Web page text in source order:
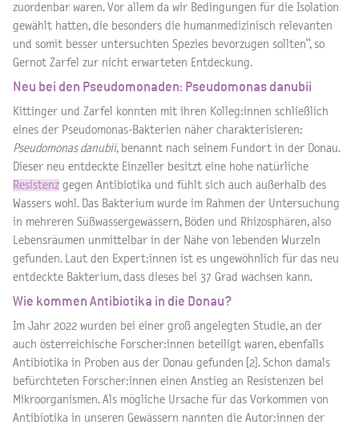
zuordenbar waren. Vor allem da wir Bedingungen für die Isolation
gewählt hatten, die besonders die humanmedizinisch relevanten
und somit besser untersuchten Spezies bevorzugen sollten“, so
Gernot Zarfel zur nicht erwarteten Entdeckung.
Neu bei den Pseudomonaden: Pseudomonas danubii
Kittinger und Zarfel konnten mit ihren Kolleg:innen schließlich
eines der Pseudomonas-Bakterien näher charakterisieren:
Pseudomonas danubii, benannt nach seinem Fundort in der Donau.
Dieser neu entdeckte Einzeller besitzt eine hohe natürliche
Resistenz gegen Antibiotika und fühlt sich auch außerhalb des
Wassers wohl. Das Bakterium wurde im Rahmen der Untersuchung
in mehreren Süßwassergewässern, Böden und Rhizosphären, also
Lebensräumen unmittelbar in der Nähe von lebenden Wurzeln
gefunden. Laut den Expert:innen ist es ungewöhnlich für das neu
entdeckte Bakterium, dass dieses bei 37 Grad wachsen kann.
Wie kommen Antibiotika in die Donau?
Im Jahr 2022 wurden bei einer groß angelegten Studie, an der
auch österreichische Forscher:innen beteiligt waren, ebenfalls
Antibiotika in Proben aus der Donau gefunden [2]. Schon damals
befürchteten Forscher:innen einen Anstieg an Resistenzen bei
Mikroorganismen. Als mögliche Ursache für das Vorkommen von
Antibiotika in unseren Gewässern nannten die Autor:innen der